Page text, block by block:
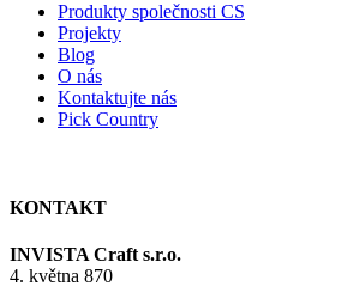
Produkty společnosti CS
Projekty
Blog
O nás
Kontaktujte nás
Pick Country
KONTAKT
INVISTA Craft s.r.o.
4. května 870